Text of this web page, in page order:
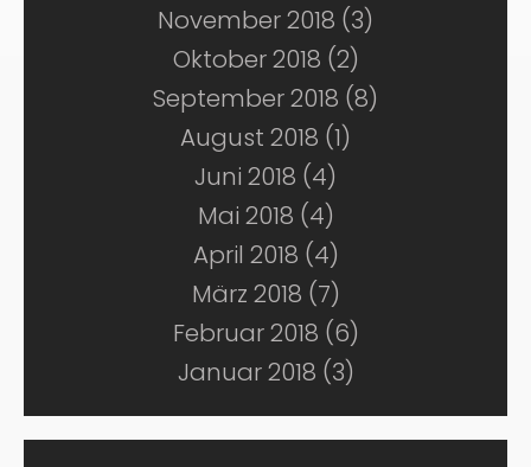
November 2018 (3)
Oktober 2018 (2)
September 2018 (8)
August 2018 (1)
Juni 2018 (4)
Mai 2018 (4)
April 2018 (4)
März 2018 (7)
Februar 2018 (6)
Januar 2018 (3)